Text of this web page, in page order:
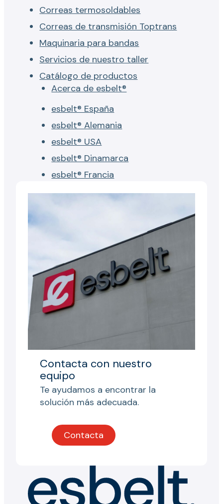
Correas termosoldables
Correas de transmisión Toptrans
Maquinaria para bandas
Servicios de nuestro taller
Catálogo de productos
Acerca de esbelt®
esbelt® España
esbelt® Alemania
esbelt® USA
esbelt® Dinamarca
esbelt® Francia
Contacta con nuestro
equipo
Te ayudamos a encontrar la
solución más adecuada.
Contacta